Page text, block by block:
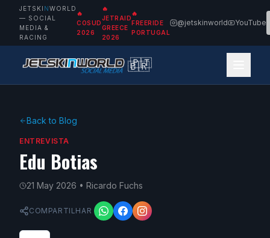
JETSKI NWORLD
— SOCIAL
MEDIA &
RACING
🔥
COSUD
2026
🔥
JETRAID
GREECE
2026
🔥
FREERIDE
PORTUGAL
@jetskinworld YouTube
🇵🇹
🇧🇷
Back to Blog
ENTREVISTA
Edu Botias
21 May 2026 • Ricardo Fuchs
COMPARTILHAR